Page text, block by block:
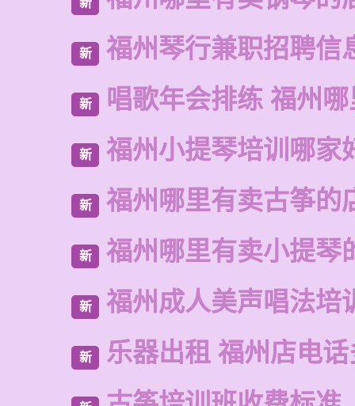
新
新 福州琴行兼职招聘信
新 唱歌年会排练 福州
新 福州小提琴培训哪家
新 福州哪里有卖古筝的
新 福州哪里有卖小提琴
新 福州成人美声唱法培
新 乐器出租 福州店电